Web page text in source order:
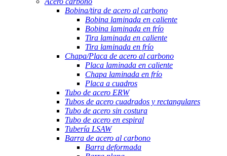
Bobina/tira de acero al carbono
Bobina laminada en caliente
Bobina laminada en frío
Tira laminada en caliente
Tira laminada en frío
Chapa/Placa de acero al carbono
Placa laminada en caliente
Chapa laminada en frío
Placa a cuadros
Tubo de acero ERW
Tubos de acero cuadrados y rectangulares
Tubo de acero sin costura
Tubo de acero en espiral
Tubería LSAW
Barra de acero al carbono
Barra deformada